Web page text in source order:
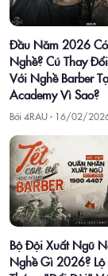
Đầu Năm 2026
Nghề? Cú Thay
Với Nghề Barber
Academy Vì Sao?
Bởi 4RAU · 16/02/
Bộ Đội Xuất Ngũ
Nghề Gì 2026? Lộ